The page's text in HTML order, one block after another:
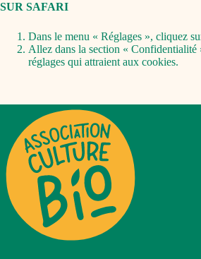
SUR SAFARI
Dans le menu « Réglages », cliquez
Allez dans la section « Confidentialité
réglages qui attraient aux cookies.